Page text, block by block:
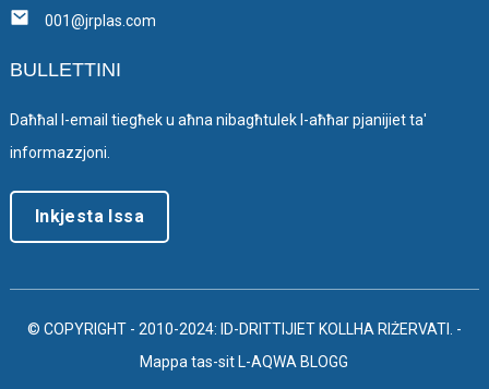
001@jrplas.com
BULLETTINI
Daħħal l-email tiegħek u aħna nibagħtulek l-aħħar pjanijiet ta'
informazzjoni.
Inkjesta Issa
© COPYRIGHT - 2010-2024: ID-DRITTIJIET KOLLHA RIŻERVATI. -
Mappa tas-sit L-AQWA BLOGG